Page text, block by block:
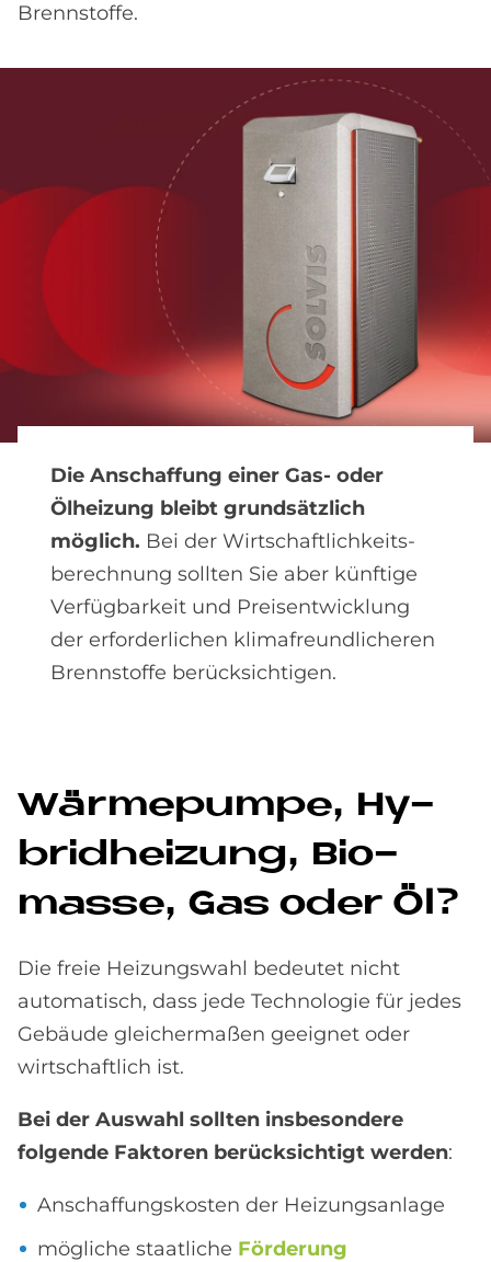
Brennstoffe.
Die Anschaffung einer Gas- oder
Ölheizung bleibt grundsätzlich
möglich. Bei der Wirtschaftlichkeits­
berech­nung sollten Sie aber künftige
Verfüg­barkeit und Preis­entwicklung
der erforder­lichen klima­freund­licheren
Brenn­stoffe berücksichtigen.
Wär­me­pum­pe, Hy­
brid­hei­zung, Bio­
mas­se, Gas oder Öl?
Die freie Heizungswahl bedeutet nicht
automatisch, dass jede Technologie für jedes
Gebäude gleichermaßen geeignet oder
wirtschaftlich ist.
Bei der Auswahl sollten insbesondere
folgende Faktoren berücksichtigt werden:
Anschaffungskosten der Heizungsanlage
mögliche staatliche Förderung